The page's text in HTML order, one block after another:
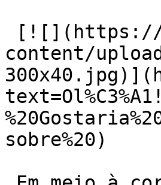
content/
sobre%20)